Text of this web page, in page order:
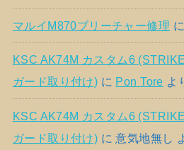
マルイM870ブリーチャー修理 に
KSC AK74M カスタム6
ガード取り付け) に Pon Tore よ
KSC AK74M カスタム6
ガード取り付け) に意気地無し